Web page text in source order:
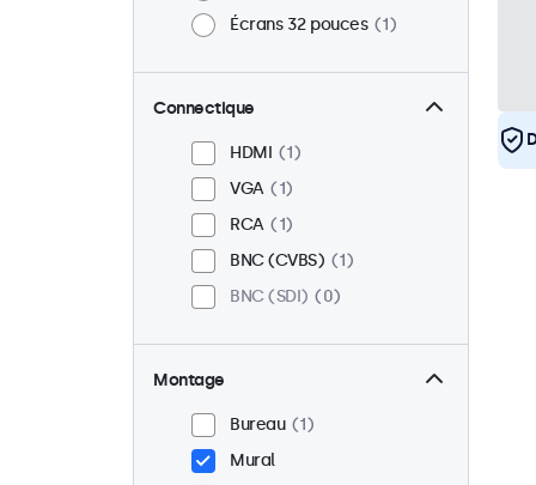
Écrans 32 pouces
1
Connectique
HDMI
1
VGA
1
RCA
1
BNC (CVBS)
1
BNC (SDI)
0
Montage
Bureau
1
Mural